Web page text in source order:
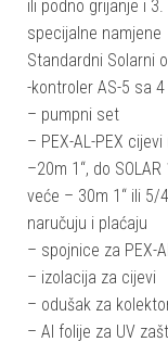
ili podno grijanje i
specijalne namjene
Standardni Solarni
-kontroler AS-5 sa
– pumpni set
– PEX-AL-PEX cijevi
–20m 1“, do
veće – 30m 1“ ili 5/
naručuju i plaćaju
– spojnice za PEX-
– izolacija za cijevi
– odušak za
– Al folije za UV